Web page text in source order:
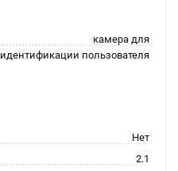
камера для
идентификации пользователя
Нет
2.1